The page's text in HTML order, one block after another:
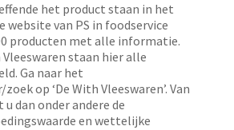
het product staan in het
website van PS in foodservice
producten met alle informatie.
Vleeswaren staan hier alle
Ga naar het
op ‘De With Vleeswaren’. Van
dan onder andere de
en wettelijke